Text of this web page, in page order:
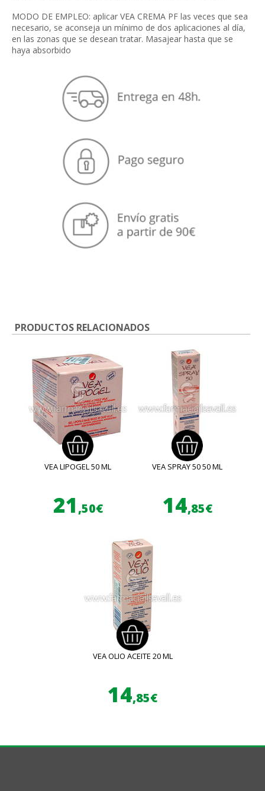
MODO DE EMPLEO: aplicar VEA CREMA PF las veces que sea
necesario, se aconseja un mínimo de dos aplicaciones al día,
en las zonas que se desean tratar. Masajear hasta que se
haya absorbido
PRODUCTOS RELACIONADOS
VEA LIPOGEL 50 ML
21 ,50€
VEA SPRAY 50 50 ML
14,85€
VEA OLIO ACEITE 20 ML
14,85€